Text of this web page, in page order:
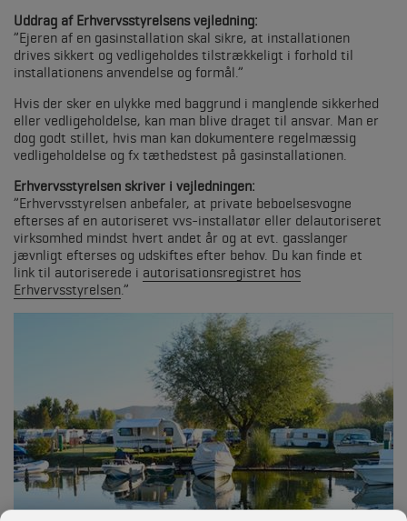
Uddrag af Erhvervsstyrelsens vejledning:
”Ejeren af en gasinstallation skal sikre, at installationen
drives sikkert og vedligeholdes tilstrækkeligt i forhold til
installationens anvendelse og formål.”
Hvis der sker en ulykke med baggrund i manglende sikkerhed
eller vedligeholdelse, kan man blive draget til ansvar. Man er
dog godt stillet, hvis man kan dokumentere regelmæssig
vedligeholdelse og fx tæthedstest på gasinstallationen.
Erhvervsstyrelsen skriver i vejledningen:
”Erhvervsstyrelsen anbefaler, at private beboelsesvogne
efterses af en autoriseret vvs-installatør eller delautoriseret
virksomhed mindst hvert andet år og at evt. gasslanger
jævnligt efterses og udskiftes efter behov. Du kan finde et
link til autoriserede i autorisationsregistret hos
Erhvervsstyrelsen.”